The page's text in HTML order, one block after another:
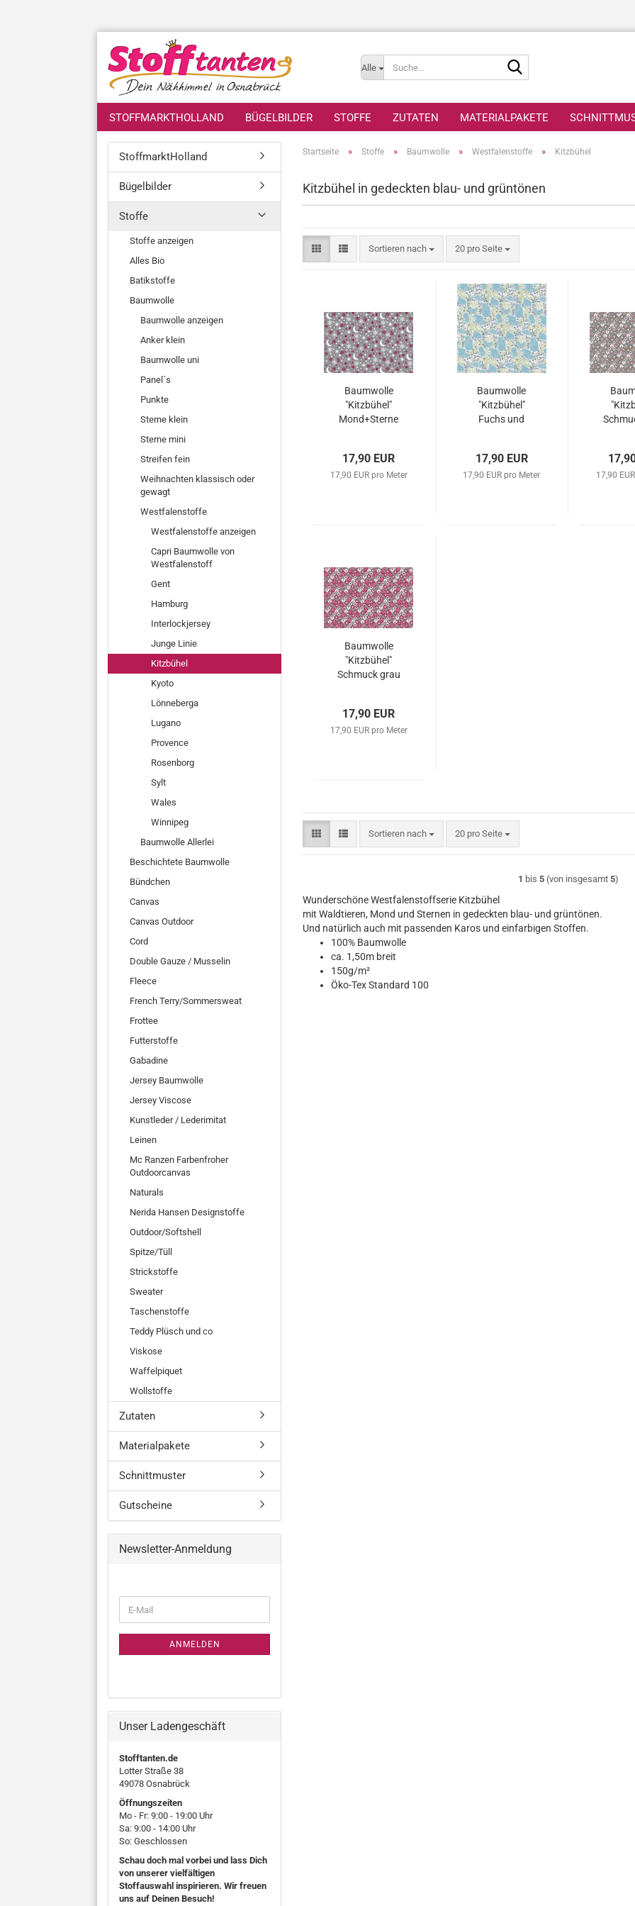
Alle
STOFFMARKTHOLLAND BÜGELBILDER STOFFE ZUTATEN MATERIALPAKETE
Startseite » Stoffe » Baumwolle » Westfalenstoffe » Kitzbühel
Kitzbühel in gedeckten blau- und grüntönen
Sortieren nach
Sortieren nach 20 pro Seite
pro Seite
Baumwolle
"Kitzbühel"
Mond+Sterne
17,90 EUR
17,90 EUR pro Meter
Baumwolle
"Kitzbühel"
Fuchs und
17,90 EUR
17,90 EUR pro Meter 17,90
Baumwolle
"Kitzbühel"
Schmuck grau
17,90 EUR
17,90 EUR pro Meter
Sortieren nach
Sortieren nach 20 pro Seite
pro Seite
1 bis 5 (von insgesamt 5)
Wunderschöne Westfalenstoffserie Kitzbühel
mit Waldtieren, Mond und Sternen in gedeckten blau- und grüntönen.
Und natürlich auch mit passenden Karos und einfarbigen Stoffen.
100% Baumwolle
ca. 1,50m breit
150g/m²
Öko-Tex Standard 100
StoffmarktHolland
Bügelbilder
Stoffe
Stoffe anzeigen
Alles Bio
Batikstoffe
Baumwolle
Baumwolle anzeigen
Anker klein
Baumwolle uni
Panel´s
Punkte
Sterne klein
Sterne mini
Streifen fein
Weihnachten klassisch oder
gewagt
Westfalenstoffe
Westfalenstoffe anzeigen
Capri Baumwolle von
Westfalenstoff
Gent
Hamburg
Interlockjersey
Junge Linie
Kitzbühel
Kyoto
Lönneberga
Lugano
Provence
Rosenborg
Sylt
Wales
Winnipeg
Baumwolle Allerlei
Beschichtete Baumwolle
Bündchen
Canvas
Canvas Outdoor
Cord
Double Gauze / Musselin
Fleece
French Terry/Sommersweat
Frottee
Futterstoffe
Gabadine
Jersey Baumwolle
Jersey Viscose
Kunstleder / Lederimitat
Leinen
Mc Ranzen Farbenfroher
Outdoorcanvas
Naturals
Nerida Hansen Designstoffe
Outdoor/Softshell
Spitze/Tüll
Strickstoffe
Sweater
Taschenstoffe
Teddy Plüsch und co
Viskose
Waffelpiquet
Wollstoffe
Zutaten
Materialpakete
Schnittmuster
Gutscheine
Newsletter-Anmeldung
ZUR
ANMELDUNG
E-
Mail
ANMELDEN
Unser Ladengeschäft
Stofftanten.de
Lotter Straße 38
49078 Osnabrück
Öffnungszeiten
Mo - Fr: 9:00 - 19:00 Uhr
Sa: 9:00 - 14:00 Uhr
So: Geschlossen
Schau doch mal vorbei und lass Dich
von unserer vielfältigen
Stoffauswahl inspirieren. Wir freuen
uns auf Deinen Besuch!